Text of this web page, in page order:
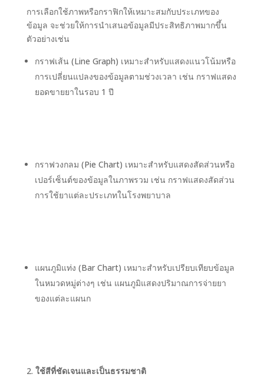
การเลือกใช้ภาพหรือกราฟิกให้เหมาะสมกับประเภทของ
ข้อมูล จะช่วยให้การนำเสนอข้อมูลมีประสิทธิภาพมากขึ้น
ตัวอย่างเช่น
กราฟเส้น (Line Graph) เหมาะสำหรับแสดงแนวโน้มหรือ
การเปลี่ยนแปลงของข้อมูลตามช่วงเวลา เช่น กราฟแสดง
ยอดขายยาในรอบ 1 ปี
กราฟวงกลม (Pie Chart) เหมาะสำหรับแสดงสัดส่วนหรือ
เปอร์เซ็นต์ของข้อมูลในภาพรวม เช่น กราฟแสดงสัดส่วน
การใช้ยาแต่ละประเภทในโรงพยาบาล
แผนภูมิแท่ง (Bar Chart) เหมาะสำหรับเปรียบเทียบข้อมูล
ในหมวดหมู่ต่างๆ เช่น แผนภูมิแสดงปริมาณการจ่ายยา
ของแต่ละแผนก
ใช้สีที่ชัดเจนและเป็นธรรมชาติ